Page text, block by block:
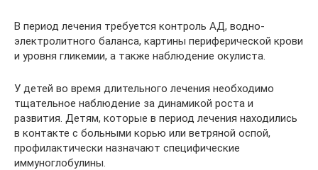
В период лечения требуется контроль АД, водно-
электролитного баланса, картины периферической крови
и уровня гликемии, а также наблюдение окулиста.
У детей во время длительного лечения необходимо
тщательное наблюдение за динамикой роста и
развития. Детям, которые в период лечения находились
в контакте с больными корью или ветряной оспой,
профилактически назначают специфические
иммуноглобулины.